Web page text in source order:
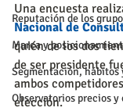
Reputación de los
Marca y
Segmentación, hábitos
Observatorios precios
Una encuesta
Nacional de
quién de los dos
de ser presidente
ambos
elección.